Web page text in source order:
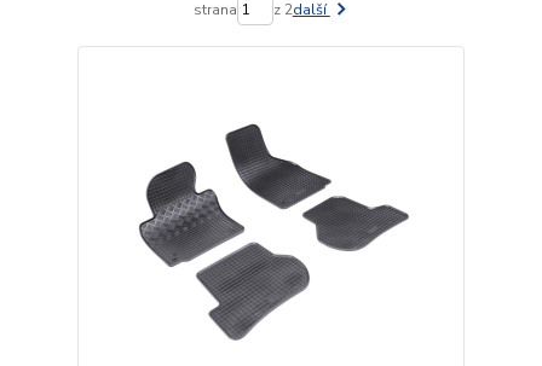
strana z 2další